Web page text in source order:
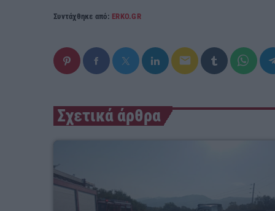
Συντάχθηκε από: ERKO.GR
email
Σχετικά άρθρα